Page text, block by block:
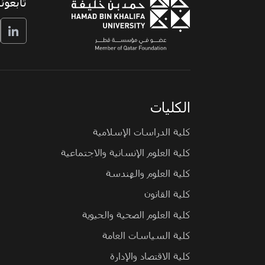
الكليات
كلية الدراسات الإسلامية
كلية العلوم الإنسانية والاجتماعية
كلية العلوم والهندسة
كلية القانون
كلية العلوم الصحية والحيوية
كلية السياسات العامة
كلية الاقتصاد والإدارة